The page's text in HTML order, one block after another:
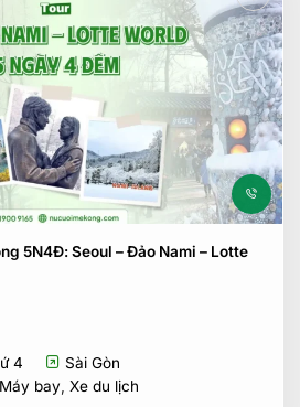
5N4Đ: Seoul – Đảo Nami – Lotte
4
Sài Gòn
Máy bay, Xe du lịch